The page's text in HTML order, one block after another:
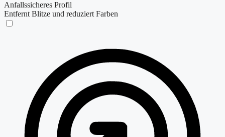
Anfallssicheres Profil
Entfernt Blitze und reduziert Farben